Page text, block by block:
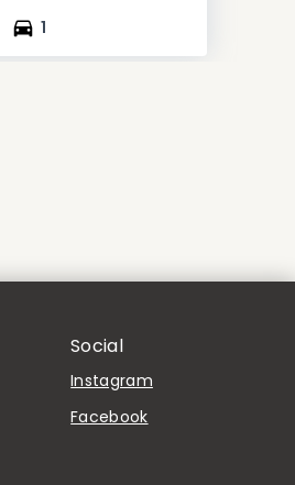
1
Social
Instagram
Facebook